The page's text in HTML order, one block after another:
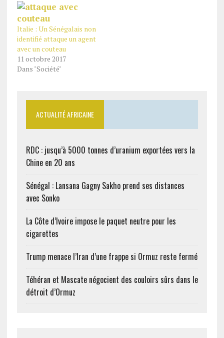
un nigérian et deux
militaires gabonais dont
le chauffeur du maire, par
ailleurs cerveau de la
bande,…
Italie : Un Sénégalais non
identifié attaque un agent
avec un couteau
11 octobre 2017
Dans "Société"
ACTUALITÉ AFRICAINE
RDC : jusqu’à 5000 tonnes d’uranium exportées vers la
Chine en 20 ans
Sénégal : Lansana Gagny Sakho prend ses distances
avec Sonko
La Côte d’Ivoire impose le paquet neutre pour les
cigarettes
Trump menace l’Iran d’une frappe si Ormuz reste fermé
Téhéran et Mascate négocient des couloirs sûrs dans le
détroit d’Ormuz